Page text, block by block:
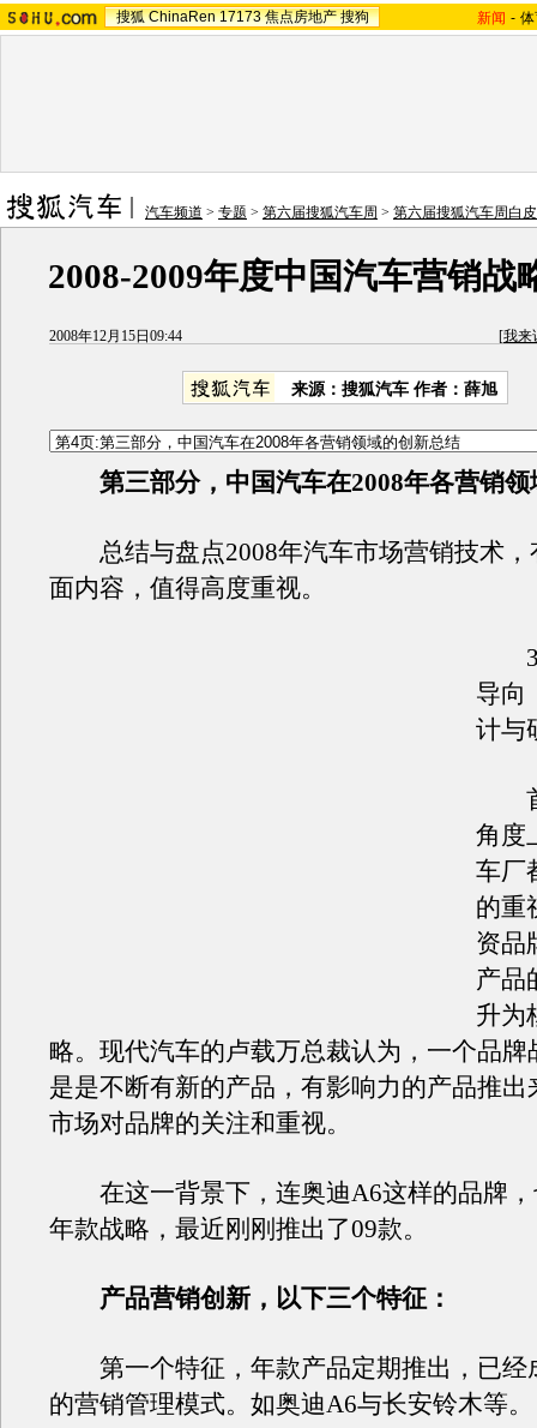
搜狐 ChinaRen 17173 焦点房地产 搜狗 新闻 -
汽车频道 > 专题 > 第六届搜狐汽车周 > 第六届搜狐汽车周白
2008-2009年度中国汽车营销战
2008年12月15日09:44 [我来
来源： 搜狐汽车 作者：薛旭
第三部分，中国汽车在2008年各营销
总结与盘点2008年汽车市场营销技术，
面内容，值得高度重视。
导向
计与
首
角度
车厂
的重
资品
产品
升为
略。现代汽车的卢载万总裁认为，一个品牌
是是不断有新的产品，有影响力的产品推出
市场对品牌的关注和重视。
在这一背景下，连奥迪A6这样的品牌，
年款战略，最近刚刚推出了09款。
产品营销创新，以下三个特征：
第一个特征，年款产品定期推出，已经
的营销管理模式。如奥迪A6与长安铃木等。